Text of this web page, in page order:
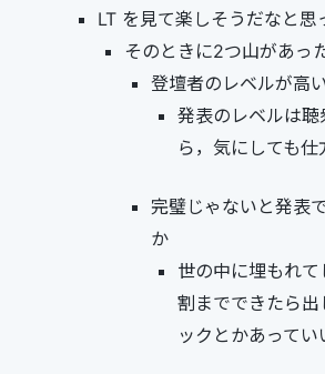
LT を見て楽しそうだなと思
そのときに2つ山があっ
登壇者のレベルが高
発表のレベルは
ら，気にしても仕
完璧じゃないと発表
か
世の中に埋もれ
割までできたら
ックとかあってい